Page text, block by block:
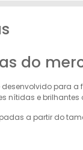
do
para
nítidas e
a partir do